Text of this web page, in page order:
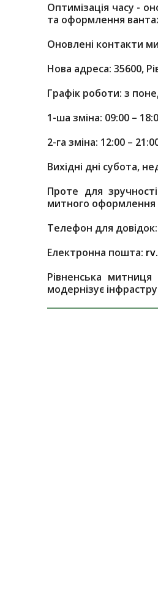
Оптимізація часу -
та оформлення
Оновлені контакти
Нова адреса: 35600,
Графік роботи: з
1-ша зміна: 09:00 –
2-га зміна: 12:00 –
Вихідні дні субота,
Проте для
митного оформлення
Телефон для
Електронна пошта:
Рівненська
модернізує